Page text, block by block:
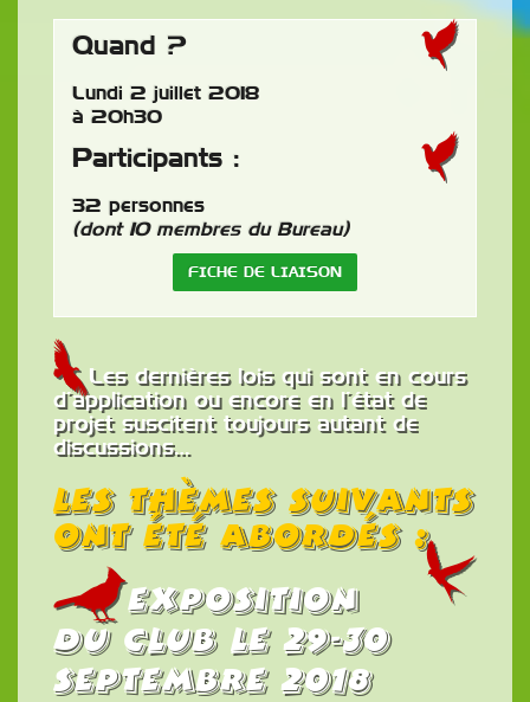
Quand ?
Lundi 2 juillet 2018
à 20h30
Participants :
32 personnes
(dont 10 membres du Bureau)
FICHE DE LIAISON
Les dernières lois qui sont en cours
d’application ou encore en l’état de
projet suscitent toujours autant de
discussions…
Les thèmes suivants
ont été abordés :
Exposition
du club le 29-30
septembre 2018